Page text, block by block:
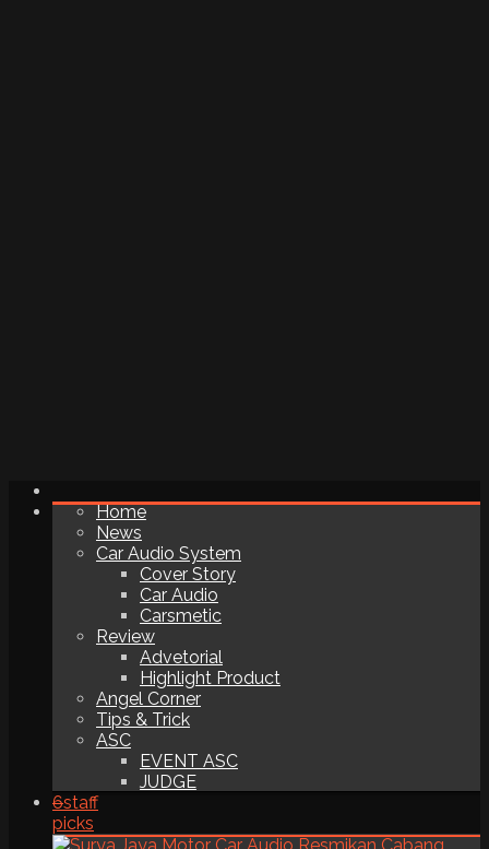
Home
News
Car Audio System
Cover Story
Car Audio
Carsmetic
Review
Advetorial
Highlight Product
Angel Corner
Tips & Trick
ASC
EVENT ASC
JUDGE
6staff
picks